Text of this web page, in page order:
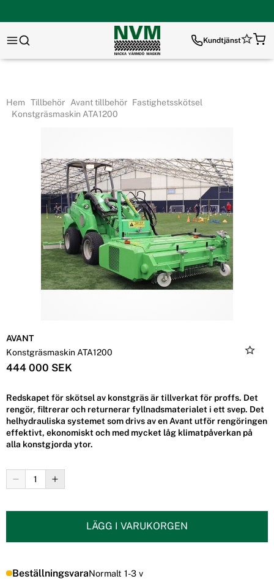
Kundtjänst
Hem Tillbehör Avant tillbehör Fastighetsskötsel
Konstgräsmaskin ATA1200
AVANT
Konstgräsmaskin ATA1200
444 000 SEK
Redskapet för skötsel av konstgräs är tillverkat för proffs. Det
rengör, filtrerar och returnerar fyllnadsmaterialet i ett svep. Det
helhydrauliska systemet som drivs av en Avant utför rengöringen
effektivt, ekonomiskt och med mycket låg klimatpåverkan på
alla konstgjorda ytor.
LÄGG I VARUKORGEN
BeställningsvaraNormalt 1-3 v